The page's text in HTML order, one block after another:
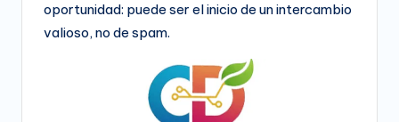
oportunidad: puede ser el inicio de un intercambio
valioso, no de spam.